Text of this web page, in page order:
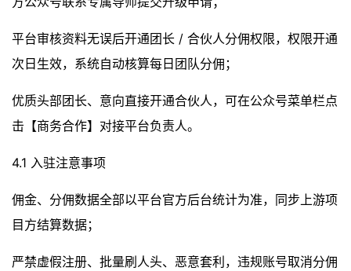
平台审核资料无误后开通团长 / 合伙人分佣权限，权限开通
次日生效，系统自动核算每日团队分佣；
优质头部团长、意向直接开通合伙人，可在公众号菜单栏点
击【商务合作】对接平台负责人。
4.1 入驻注意事项
佣金、分佣数据全部以平台官方后台统计为准，同步上游项
目方结算数据；
严禁虚假注册、批量刷人头、恶意套利，违规账号取消分佣